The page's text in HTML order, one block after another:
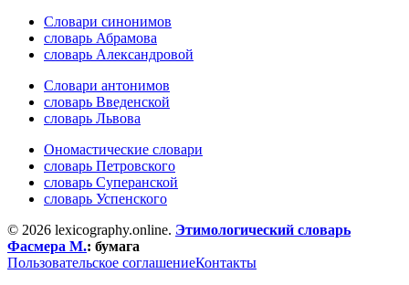
Словари синонимов
словарь Абрамова
словарь Александровой
Словари антонимов
словарь Введенской
словарь Львова
Ономастические словари
словарь Петровского
словарь Суперанской
словарь Успенского
© 2026 lexicography.online. Этимологический словарь
Фасмера М.: бумага
Пользовательское соглашениеКонтакты